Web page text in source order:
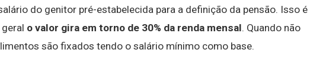
do genitor pré-estabelecida para a definição da pensão. Isso é
o valor gira em torno de 30% da renda mensal. Quando não
são fixados tendo o salário mínimo como base.